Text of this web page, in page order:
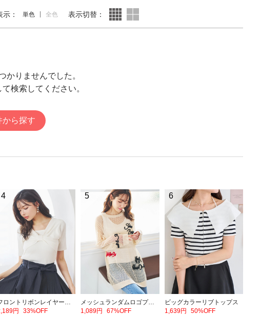
： 単色 全色 表示切替：
かりませんでした。
検索してください。
から探す
4
フロントリボンレイヤード風トップス
円
33%OFF
5
メッシュランダムロゴプルオーバー
1,089円
67%OFF
6
ビッグカラーリブトップス
1,639円
50%OFF